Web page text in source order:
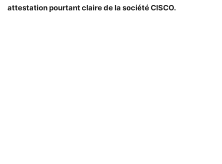
attestation pourtant claire de la société CISCO.